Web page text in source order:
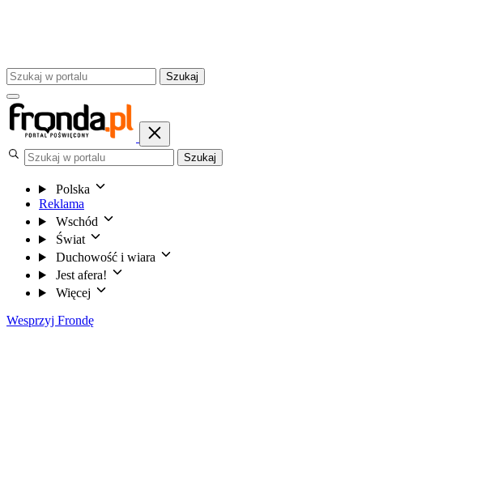
Szukaj
Szukaj
Polska
Reklama
Wschód
Świat
Duchowość i wiara
Jest afera!
Więcej
Wesprzyj Frondę